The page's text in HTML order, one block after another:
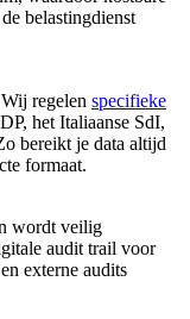
belastingdienst
regelen specifieke
het Italiaanse SdI,
bereikt je data altijd
formaat.
wordt veilig
audit trail voor
externe audits